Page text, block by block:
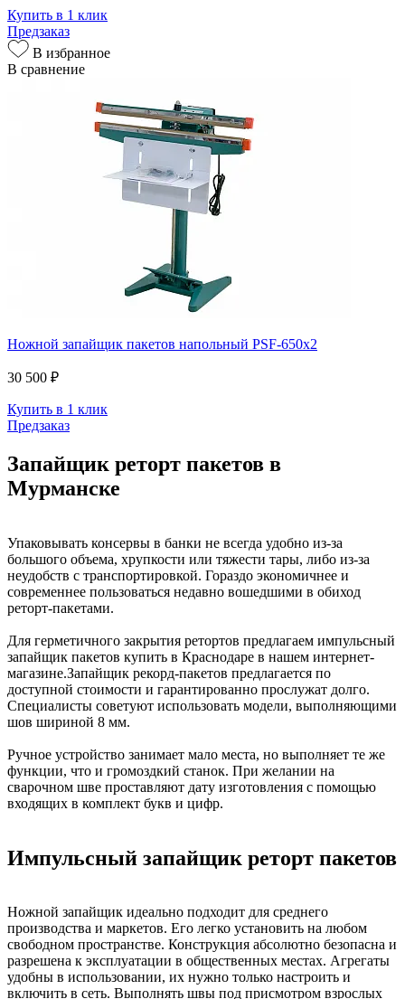
Купить в 1 клик
Предзаказ
В избранное
В сравнение
Ножной запайщик пакетов напольный PSF-650х2
30 500 ₽
Купить в 1 клик
Предзаказ
Запайщик реторт пакетов в
Мурманске
Упаковывать консервы в банки не всегда удобно из-за
большого объема, хрупкости или тяжести тары, либо из-за
неудобств с транспортировкой. Гораздо экономичнее и
современнее пользоваться недавно вошедшими в обиход
реторт-пакетами.
Для герметичного закрытия ретортов предлагаем импульсный
запайщик пакетов купить в Краснодаре в нашем интернет-
магазине.Запайщик рекорд-пакетов предлагается по
доступной стоимости и гарантированно прослужат долго.
Специалисты советуют использовать модели, выполняющими
шов шириной 8 мм.
Ручное устройство занимает мало места, но выполняет те же
функции, что и громоздкий станок. При желании на
сварочном шве проставляют дату изготовления с помощью
входящих в комплект букв и цифр.
Импульсный запайщик реторт пакетов
Ножной запайщик идеально подходит для среднего
производства и маркетов. Его легко установить на любом
свободном пространстве. Конструкция абсолютно безопасна и
разрешена к эксплуатации в общественных местах. Агрегаты
удобны в использовании, их нужно только настроить и
включить в сеть. Выполнять швы под присмотром взрослых